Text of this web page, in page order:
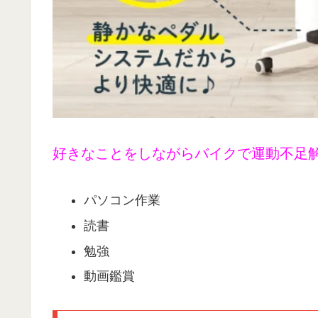
好きなことをしながらバイクで運動不足
パソコン作業
読書
勉強
動画鑑賞